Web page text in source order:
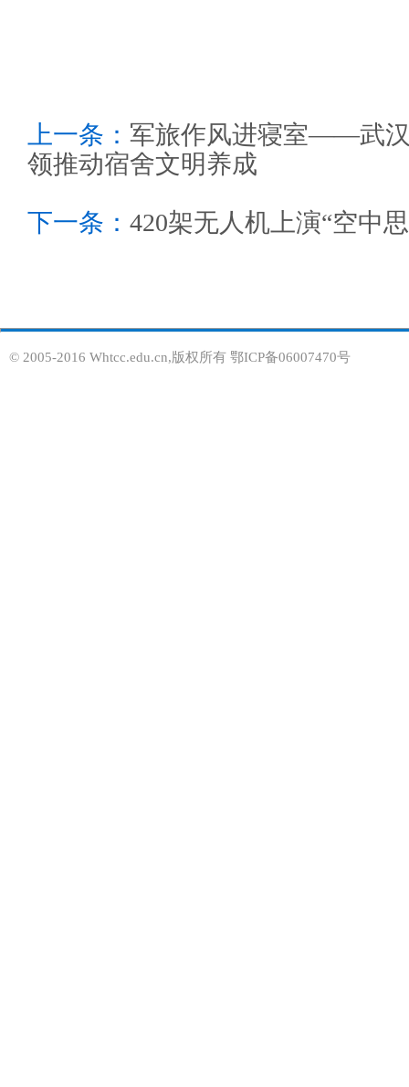
上一条： 军旅作风进寝室——武
领推动宿舍文明养成
下一条： 420架无人机上演“空中
© 2005-2016 Whtcc.edu.cn,版权所有 鄂ICP备06007470号